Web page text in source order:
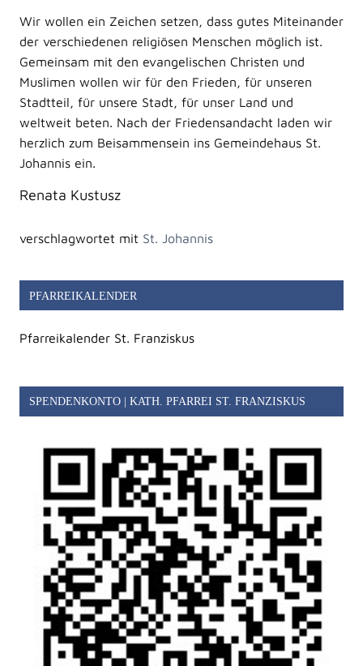
Wir wollen ein Zeichen setzen, dass gutes Miteinander
der verschiedenen religiösen Menschen möglich ist.
Gemeinsam mit den evangelischen Christen und
Muslimen wollen wir für den Frieden, für unseren
Stadtteil, für unsere Stadt, für unser Land und
weltweit beten. Nach der Friedensandacht laden wir
herzlich zum Beisammensein ins Gemeindehaus St.
Johannis ein.
Renata Kustusz
verschlagwortet mit St. Johannis
PFARREIKALENDER
Pfarreikalender St. Franziskus
SPENDENKONTO | KATH. PFARREI ST. FRANZISKUS